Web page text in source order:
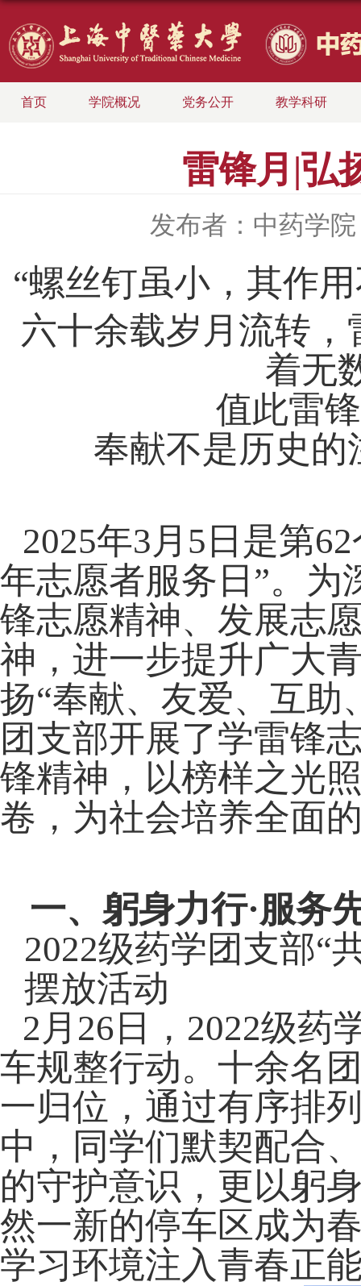
首页 学院概况 党务公开 教学科研
雷锋月|弘
发布者：中药学院
“螺丝钉虽小，其作
六十余载岁月流转
着无
值此雷
奉献不是历史
2025年3月 5 日是第62
年志愿者服务日”。为
锋志愿精神、发展志
神，进一步提升广大
扬“奉献、友爱、互助
团支部开展了学雷锋
锋精神，以榜样之光
卷，为社会培养全面
一、躬身力行·服务
2022级药学团支部“
摆放活动
2 月 26 日， 2022级药
车规整行动。十余名
一归位，通过有序排
中，同学们默契配合
的守护意识，更以躬
然一新的停车区成为
学习环境注入青春正